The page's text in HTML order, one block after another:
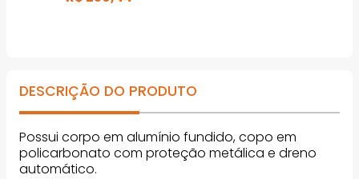
DESCRIÇÃO DO PRODUTO
Possui corpo em alumínio fundido, copo em
policarbonato com proteção metálica e dreno
automático.